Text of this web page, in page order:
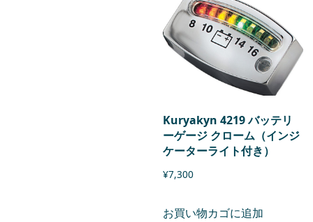
Kuryakyn 4219 バッテリ
ーゲージ クローム（インジ
ケーターライト付き）
¥7,300
お買い物カゴに追加